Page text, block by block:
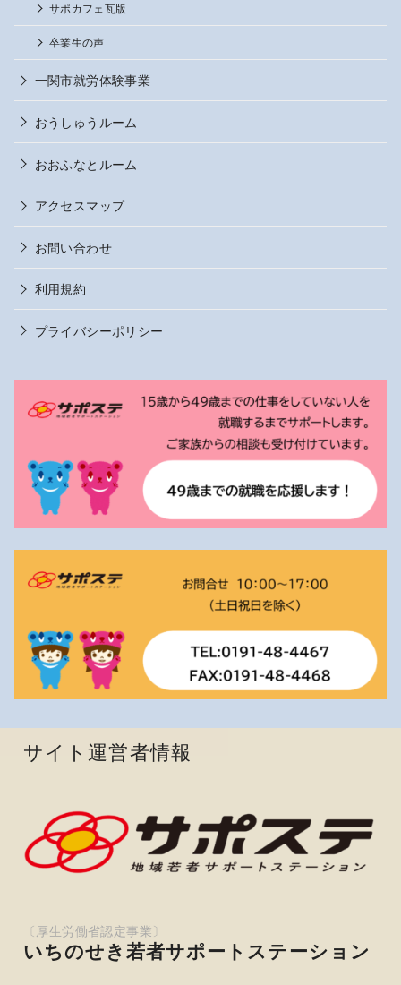
サポカフェ瓦版
卒業生の声
一関市就労体験事業
おうしゅうルーム
おおふなとルーム
アクセスマップ
お問い合わせ
利用規約
プライバシーポリシー
サイト運営者情報
いちのせき若者サポートステーション